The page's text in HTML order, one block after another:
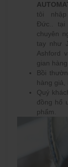
tôi
Đức.. tại
chuyên
tay như
Ashford
gian
Bồi
hàng giả,
Quý
đồng hổ
phẩm.